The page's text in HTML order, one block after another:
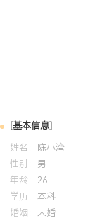
2024-09 -
匹配类型选择、出
与预算优化，将广
[基本信息]
姓名：
陈小湾
性别： 男
年龄： 26
学历： 本科
婚姻： 未婚